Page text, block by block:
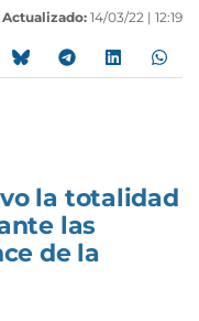
Actualizado: 14/03/22 | 12:19
la totalidad
las
de la